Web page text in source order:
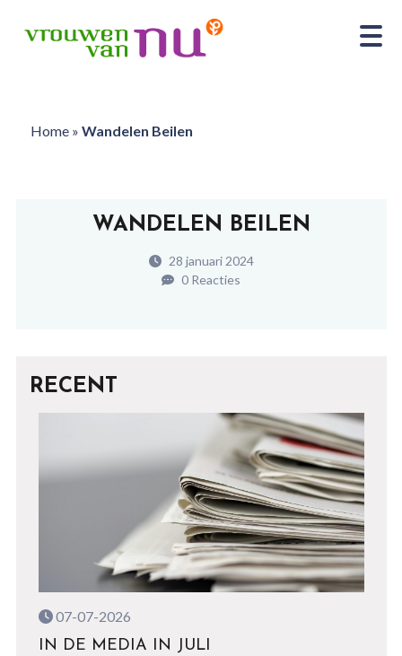
Home» Wandelen Beilen
WANDELEN BEILEN
28 januari 2024
0 Reacties
RECENT
07-07-2026
IN DE MEDIA IN JULI